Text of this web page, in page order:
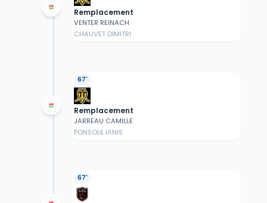
Remplacement
VENTER REINACH
CHAUVET DIMITRI
67'
Remplacement
JARREAU CAMILLE
PONSOLE IANIS
67'